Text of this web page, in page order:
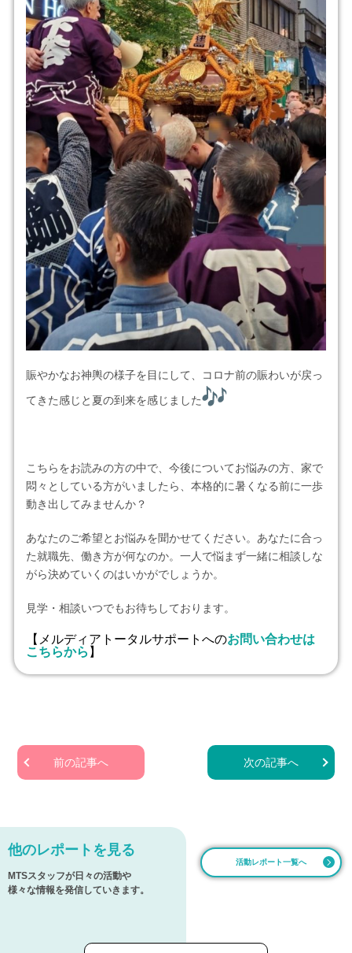
賑やかなお神輿の様子を目にして、コロナ前の賑わいが戻っ
てきた感じと夏の到来を感じました
こちらをお読みの方の中で、今後についてお悩みの方、家で
悶々としている方がいましたら、本格的に暑くなる前に一歩
動き出してみませんか？
あなたのご希望とお悩みを聞かせてください。あなたに合っ
た就職先、働き方が何なのか。一人で悩まず一緒に相談しな
がら決めていくのはいかがでしょうか。
見学・相談いつでもお待ちしております。
【メルディアトータルサポートへのお問い合わせは
こちらから 】
前の記事へ 次の記事へ
他のレポートを見る
MTSスタッフが日々の活動や
様々な情報を発信していきます。
活動レポート一覧へ